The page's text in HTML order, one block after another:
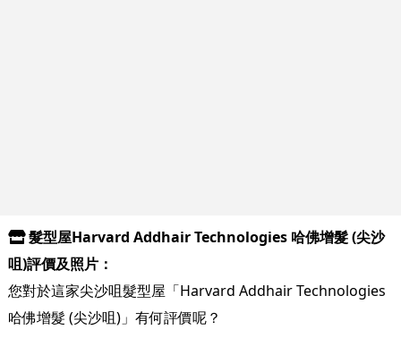
髮型屋Harvard Addhair Technologies 哈佛增髮 (尖沙
咀)評價及照片：
您對於這家尖沙咀髮型屋「Harvard Addhair Technologies
哈佛增髮 (尖沙咀)」有何評價呢？